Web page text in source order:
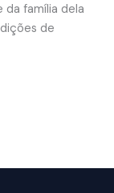
família dela
de